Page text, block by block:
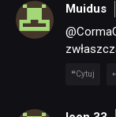
Muidus
Cytuj